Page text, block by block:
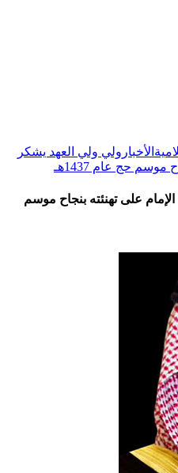
الأخبار ولي ولي العهد يشكر
حج عام 1437هـ
على تهنئته بنجاح موسم